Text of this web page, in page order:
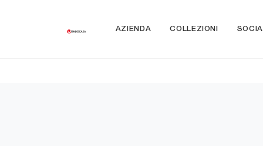
AZIENDA COLLEZIONI